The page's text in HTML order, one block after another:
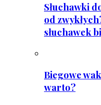
Słuchawki
od
słuchawek
Biegowe
warto?